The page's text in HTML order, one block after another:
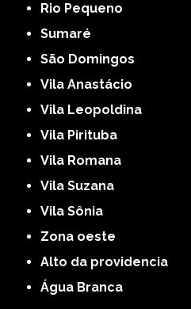
Rio Pequeno
Sumaré
São Domingos
Vila Anastácio
Vila Leopoldina
Vila Pirituba
Vila Romana
Vila Suzana
Vila Sônia
Zona oeste
alto da providencia
Água Branca